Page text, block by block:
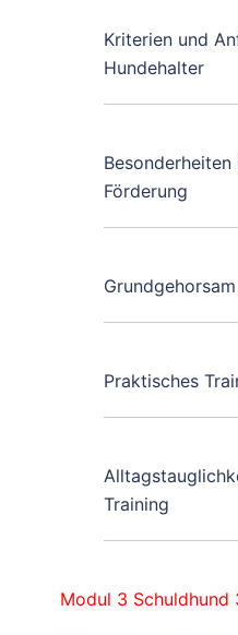
Kriterien und
Hundehalter
Förderung
Praktisches
Training
Modul 3 Schuldhund